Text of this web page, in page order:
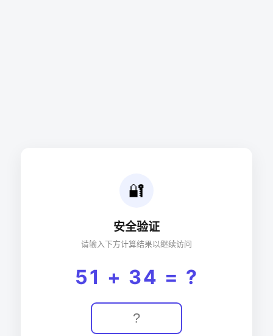
🔐
安全验证
请输入下方计算结果以继续访问
51 + 34 = ?